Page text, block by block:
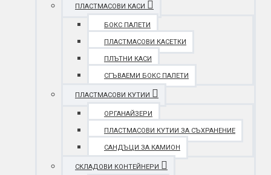
ПЛАСТМАСОВИ КАСИ
БОКС ПАЛЕТИ
ПЛАСТМАСОВИ КАСЕТКИ
ПЛЪТНИ КАСИ
СГЪВАЕМИ БОКС ПАЛЕТИ
ПЛАСТМАСОВИ КУТИИ
ОРГАНАЙЗЕРИ
ПЛАСТМАСОВИ КУТИИ ЗА СЪХРАНЕНИЕ
САНДЪЦИ ЗА КАМИОН
СКЛАДОВИ КОНТЕЙНЕРИ